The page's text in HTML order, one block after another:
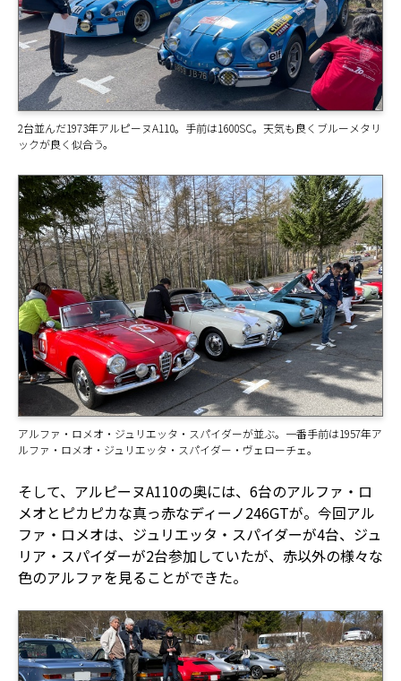
2台並んだ1973年アルピーヌA110。手前は1600SC。天気も良くブルーメタリ
ックが良く似合う。
アルファ・ロメオ・ジュリエッタ・スパイダーが並ぶ。一番手前は1957年ア
ルファ・ロメオ・ジュリエッタ・スパイダー・ヴェローチェ。
そして、アルピーヌA110の奥には、6台のアルファ・ロ
メオとピカピカな真っ赤なディーノ246GTが。今回アル
ファ・ロメオは、ジュリエッタ・スパイダーが4台、ジュ
リア・スパイダーが2台参加していたが、赤以外の様々な
色のアルファを見ることができた。